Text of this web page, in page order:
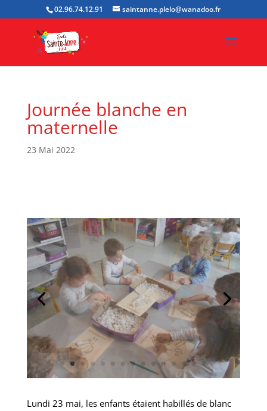
02.96.74.12.91 saintanne.plelo@wanadoo.fr
Journée blanche en
maternelle
23 Mai 2022
Lundi 23 mai, les enfants étaient habillés de blanc